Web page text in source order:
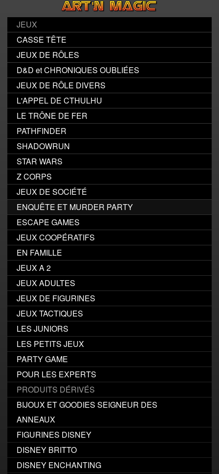
JEUX
CASSE TÊTE
JEUX DE RÔLES
D&D et CHRONIQUES OUBLIÉES
JEUX DE RÔLE DIVERS
L'APPEL DE CTHULHU
LE TRÔNE DE FER
PATHFINDER
SHADOWRUN
STAR WARS
Z CORPS
JEUX DE SOCIÉTÉ
ENQUÊTE ET MURDER PARTY
ESCAPE GAMES
JEUX COOPÉRATIFS
EN FAMILLE
JEUX A 2
JEUX ADULTES
JEUX DE FIGURINES
JEUX TACTIQUES
LES JUNIORS
LES PETITS JEUX
PARTY GAME
POUR LES EXPERTS
PRODUITS DÉRIVÉS
BIJOUX ET GOODIES SEIGNEUR DES
ANNEAUX
FIGURINES DISNEY
DISNEY BRITTO
DISNEY ENCHANTING